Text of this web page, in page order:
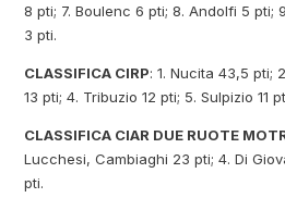
8 pti; 7. Boulenc 6 pti; 8. Andolfi 5 pti;
3 pti.
CLASSIFICA CIRP: 1. Nucita 43,5 pti;
13 pti; 4. Tribuzio 12 pti; 5. Sulpizio 11
CLASSIFICA CIAR DUE RUOTE
Lucchesi, Cambiaghi 23 pti; 4. Di
pti.